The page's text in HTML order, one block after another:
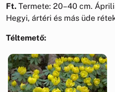
Ft. Termete: 20–40 cm.
Hegyi, ártéri és más üde
Téltemető: